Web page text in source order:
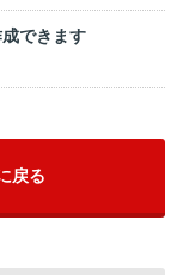
できます
戻る